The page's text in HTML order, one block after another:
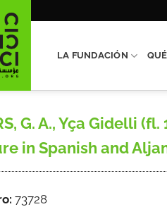
LA FUNDACIÓN
G. A., Yça Gidelli
in Spanish and
73728